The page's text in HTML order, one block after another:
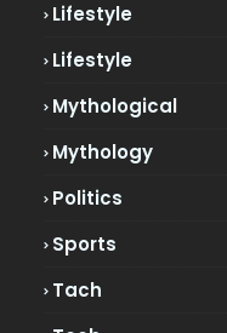
Lifestyle
Lifestyle
Mythological
Mythology
Politics
Sports
Tach